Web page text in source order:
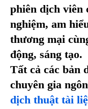
phiên dịch viên
nghiệm, am
thương mại
động, sáng tạo.
Tất cả các bản
chuyên gia
dịch thuật tài